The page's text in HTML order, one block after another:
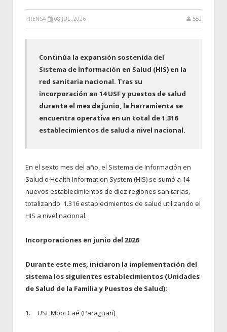
PRENSA 08 JUL, 2026 559
Continúa la expansión sostenida del
Sistema de Información en Salud (HIS) en la
red sanitaria nacional. Tras su
incorporación en 14 USF y puestos de salud
durante el mes de junio, la herramienta se
encuentra operativa en un total de 1.316
establecimientos de salud a nivel nacional.
En el sexto mes del año, el Sistema de Información en
Salud o Health Information System (HIS) se sumó a 14
nuevos establecimientos de diez regiones sanitarias,
totalizando 1.316 establecimientos de salud utilizando el
HIS a nivel nacional.
Incorporaciones en junio del 2026
Durante este mes, iniciaron la implementación del
sistema los siguientes establecimientos (Unidades
de Salud de la Familia y Puestos de Salud):
1. USF Mboi Caé (Paraguarí)